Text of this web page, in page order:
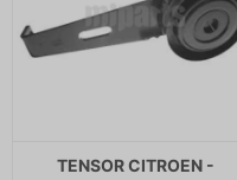
TENSOR CITROEN -